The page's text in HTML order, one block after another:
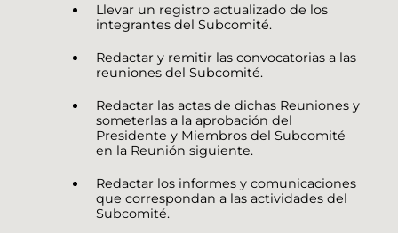
Llevar un registro actualizado de los
integrantes del Subcomité.
Redactar y remitir las convocatorias a las
reuniones del Subcomité.
Redactar las actas de dichas Reuniones y
someterlas a la aprobación del
Presidente y Miembros del Subcomité
en la Reunión siguiente.
Redactar los informes y comunicaciones
que correspondan a las actividades del
Subcomité.